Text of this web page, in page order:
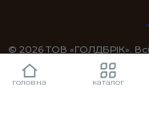
© 2026 ТОВ «ГОЛДБРІК».
StexSoft
головна каталог